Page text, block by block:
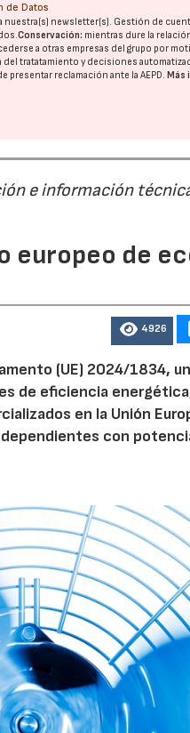
de Datos
nuestra(s) newsletter(s). Gestión de
Conservación: mientras dure la
a otras empresas del grupo por
tratatamiento y decisiones
presentar reclamación ante laAEPD. Más
e información
europeo de
4926
(UE) 2024/1834,
de eficiencia
en la Unión
con